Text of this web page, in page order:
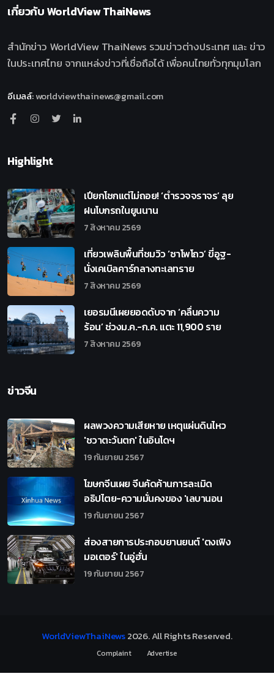
เกี่ยวกับWorldView ThaiNews
สำนักข่าว WorldView ThaiNews รวมข่าวต่างประเทศ และ ข่าว
ในประเทศไทย จากแหล่งข่าวที่เชื่อถือได้ เพื่อคนไทยทั่วทุกมุมโลก
อีเมลล์:worldviewthainews@gmail.com
Highlight
เปียกโชกแต่ไม่ถอย! ‘ตำรวจจราจร’ ลุย
ฝนโบกรถในยูนนาน
7 สิงหาคม 2569
เที่ยวเพลินพื้นที่ชมวิว ‘ซาโพโถว’ ขี่อูฐ-
นั่งเคเบิลคาร์กลางทะเลทราย
7 สิงหาคม 2569
เยอรมนีเผยยอดดับจาก ‘คลื่นความ
ร้อน’ ช่วงม.ค.-ก.ค. แตะ 11,900 ราย
7 สิงหาคม 2569
ข่าวจีน
ผลพวงความเสียหาย เหตุแผ่นดินไหว
'ชวาตะวันตก' ในอินโดฯ
19 กันยายน 2567
โฆษกจีนเผย จีนคัดค้านการละเมิด
อธิปไตย-ความมั่นคงของ 'เลบานอน
19 กันยายน 2567
ส่องสายการประกอบยานยนต์ 'ตงเฟิง
มอเตอร์' ในอู่ฮั่น
19 กันยายน 2567
WorldViewThaiNews2026. All Rights Reserved.
Complaint Advertise